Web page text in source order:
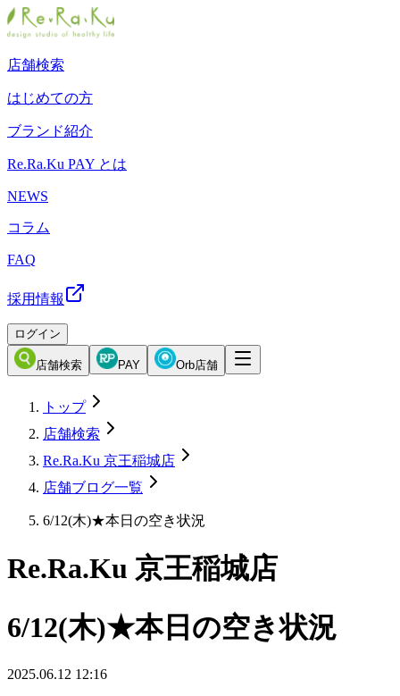
店舗検索
はじめての方
ブランド紹介
Re.Ra.Ku PAY とは
NEWS
コラム
FAQ
採用情報
ログイン
店舗検索 PAY Orb店舗
トップ
店舗検索
Re.Ra.Ku 京王稲城店
店舗ブログ一覧
6/12(木)★本日の空き状況
Re.Ra.Ku 京王稲城店
6/12(木)★本日の空き状況
2025.06.12 12:16